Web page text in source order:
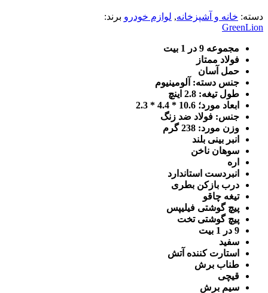
دسته: خانه و آشپزخانه, لوازم خودرو برند:
GreenLion
مجموعه 9 در 1 بیت
فولاد ممتاز
حمل آسان
جنس دسته: آلومینیوم
طول تیغه: 2.8 اینچ
ابعاد مورد؛ 10.6 * 4.4 * 2.3
جنس: فولاد ضد زنگ
وزن مورد: 238 گرم
انبر بینی بلند
سوهان ناخن
اره
انبردست استاندارد
درب بازکن بطری
تیغه چاقو
پیچ گوشتی فیلیپس
پیچ گوشتی تخت
9 در 1 بیت
سفید
استارت کننده آتش
طناب برش
قیچی
سیم برش